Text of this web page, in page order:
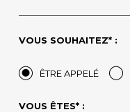
VOUS SOUHAITEZ* :
ÊTRE APPELÉ
VOUS ÊTES* :